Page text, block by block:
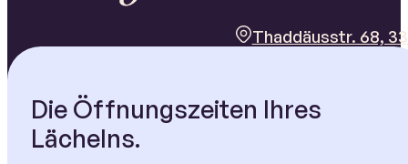
Thaddäusstr. 68,
Die Öffnungszeiten Ihres
Lächelns.